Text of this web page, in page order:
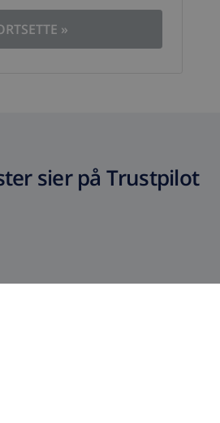
»
sier på Trustpilot